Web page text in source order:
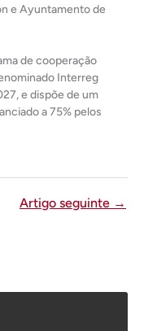
e Ayuntamento de
de cooperação
Interreg
e dispõe de um
a 75% pelos
Artigo seguinte →